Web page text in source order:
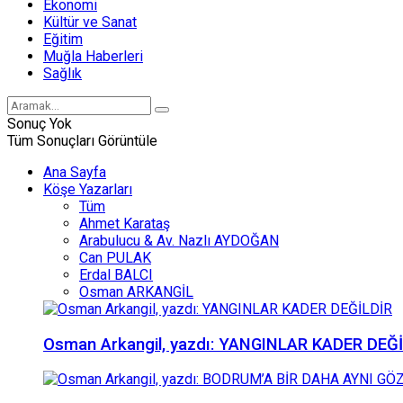
Ekonomi
Kültür ve Sanat
Eğitim
Muğla Haberleri
Sağlık
Sonuç Yok
Tüm Sonuçları Görüntüle
Ana Sayfa
Köşe Yazarları
Tüm
Ahmet Karataş
Arabulucu & Av. Nazlı AYDOĞAN
Can PULAK
Erdal BALCI
Osman ARKANGİL
Osman Arkangil, yazdı: YANGINLAR KADER